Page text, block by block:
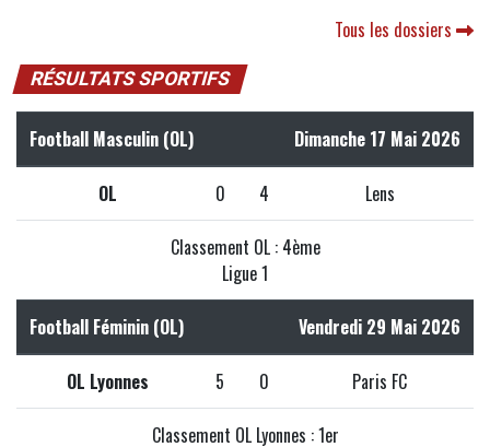
Tous les dossiers
RÉSULTATS SPORTIFS
Football Masculin (OL) Dimanche 17 Mai 2026
OL 0 4 Lens
Classement OL : 4ème
Ligue 1
Football Féminin (OL) Vendredi 29 Mai 2026
OL Lyonnes 5 0 Paris FC
Classement OL Lyonnes : 1er